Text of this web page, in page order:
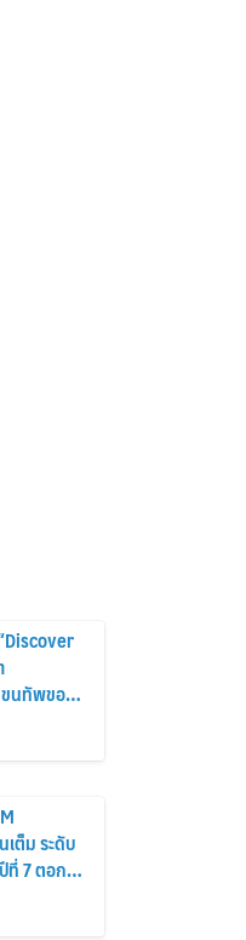
นทัพของ
ราช
งแต่วัน
ต็ม ระดับ
ที่ 7 ตอกย้ำ
ธรรมาภิ
ชื่อมั่นผู้